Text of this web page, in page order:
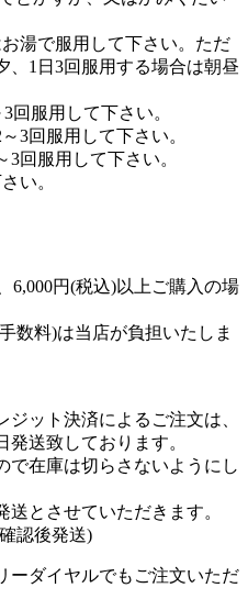
湯で服用して下さい。ただ
、1日3回服用する場合は朝昼
回服用して下さい。
3回服用して下さい。
3回服用して下さい。
い。
6,000円(税込)以上ご購入の場
数料)は当店が負担いたしま
ット決済によるご注文は、
発送致しております。
で在庫は切らさないようにし
とさせていただきます。
認後発送)
ーダイヤルでもご注文いただ